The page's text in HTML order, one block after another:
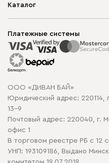
О компании
Способы оплаты
Рассрочка и кредит
Гарантия
Карта сайта
Политика
Политика в отношении
Каталог
Корпусная мебель
Распродажа мебели
Платежные системы
ООО «ДИВАН БАЙ»
Юридический адрес: 220114,
13-9
Почтовый адрес: 220040, г.
офис 1
В торговом реестре РБ с 12
УНП: 193109186, Выдано